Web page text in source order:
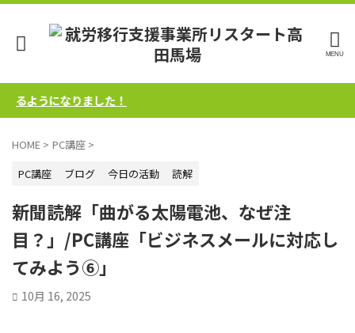
になりました！
HOME > PC講座 >
PC講座
ブログ 今日の活動 読解
新聞読解「曲がる太陽電池、なぜ注
目？」/PC講座「ビジネスメールに対応し
てみよう⑥」
10月 16, 2025